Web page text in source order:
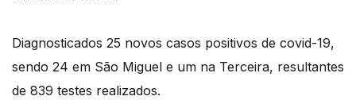
Diagnosticados 25 novos casos positivos de covid-19,
sendo 24 em São Miguel e um na Terceira, resultantes
de 839 testes realizados.